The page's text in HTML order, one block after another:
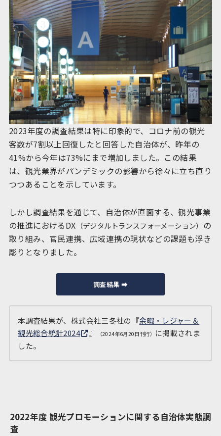
2023年度の調査結果は特に印象的で、コロナ前の観光
客数が7割以上回復したと回答した自治体が、昨年の
41%から今年は73%にまで増加しました。この結果
は、観光業界がパンデミックの影響から徐々に立ち直り
つつあることを示しています。
しかし調査結果を通じて、自治体が直面する、観光事業
の推進におけるDX （デジタルトランスフォーメーション）
の
取り組み、官民連携、広域連携の現状などの課題も浮き
彫りとなりました。
調査結果 ➡︎
本調査結果が、株式会社三冬社の『余暇・レジャー＆
観光総合統計2024
』 （2024年6月20日刊行） に掲載されま
した。
2022年度 観光プロモーションに関する自治体実態調
査